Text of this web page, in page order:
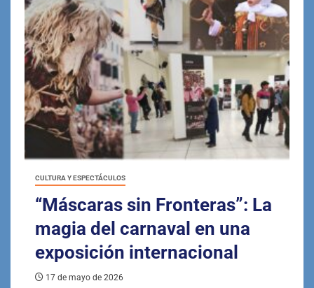
CULTURA Y ESPECTÁCULOS
“Máscaras sin Fronteras”: La
magia del carnaval en una
exposición internacional
17 de mayo de 2026